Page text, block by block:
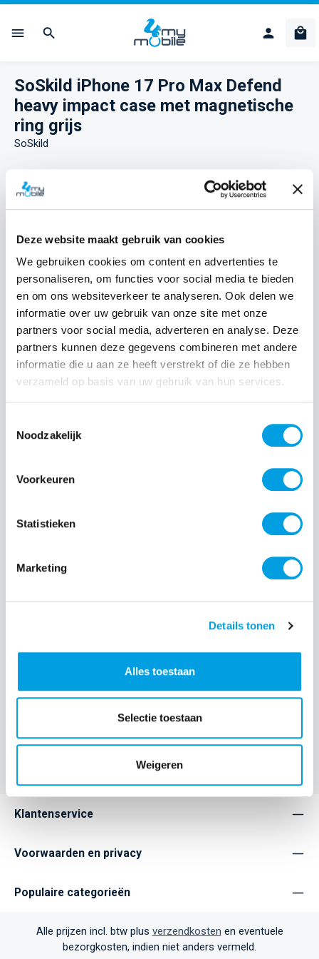
Deze website maakt gebruik van cookies
We gebruiken cookies om content en advertenties te
personaliseren, om functies voor social media te bieden
en om ons websiteverkeer te analyseren. Ook delen we
informatie over uw gebruik van onze site met onze
partners voor social media, adverteren en analyse. Deze
partners kunnen deze gegevens combineren met andere
informatie die u aan ze heeft verstrekt of die ze hebben
verzameld op basis van uw gebruik van hun services.
Noodzakelijk
Voorkeuren
Statistieken
Marketing
Details tonen
Alles toestaan
Selectie toestaan
Weigeren
SoSkild iPhone 17 Pro Max Defend
heavy impact case met magnetische
ring grijs
SoSkild
Afbeeldingengalerij overslaan
€ 44,99
Producthoeveelheid: Voer de gewenste
Merk:
Ontdek de Defend Heavy Impact Hoes voor de iPhone 17
te geven. De De…Meer
Klantenservice
Voorwaarden en privacy
Populaire categorieën
Alle prijzen incl. btw plus verzendkosten en eventuele
bezorgkosten, indien niet anders vermeld.